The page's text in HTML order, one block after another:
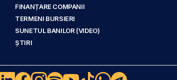
FINANȚARE COMPANII
TERMENI BURSIERI
SUNETUL BANILOR (VIDEO)
ȘTIRI